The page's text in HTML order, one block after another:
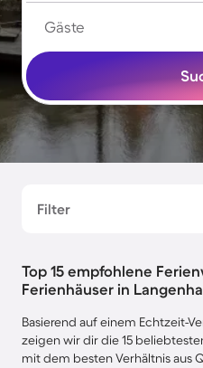
Gäste
Filter
Top 15 empfohlene
Ferienhäuser in
Basierend auf einem Echtzeit-
zeigen wir dir die 15
mit dem besten Verhältnis aus